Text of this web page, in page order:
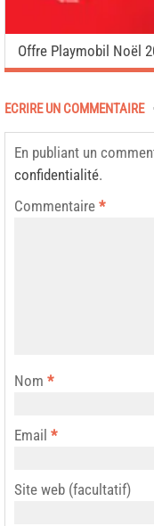
Offre Playmobil Noël
ECRIRE UN COMMENTAIRE
En publiant un
confidentialité.
Commentaire *
Nom *
Email *
Site web (facultatif)